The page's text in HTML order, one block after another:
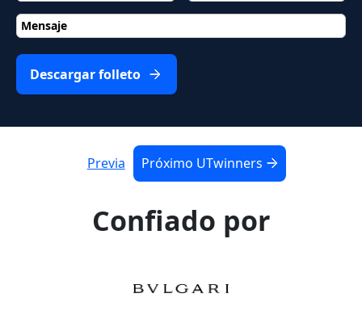
Mensaje
Descargar folleto
Previa Próximo UTwinners
Confiado por